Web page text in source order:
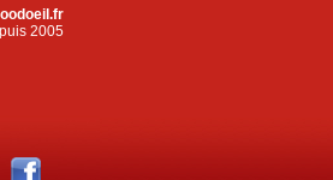
2005